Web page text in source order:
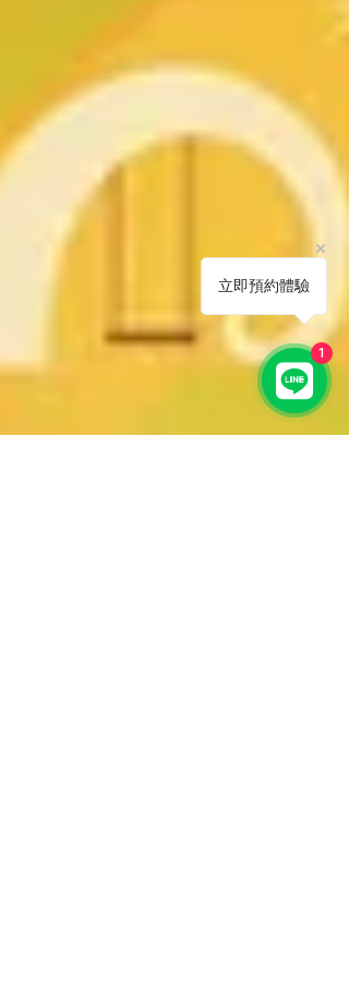
立即預約體驗
1